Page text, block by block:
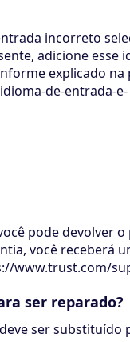
incorreto
adicione esse
explicado
de-entrada-e-
pode devolver
você receberá
www.trust.com/
ser reparado?
ser substituído